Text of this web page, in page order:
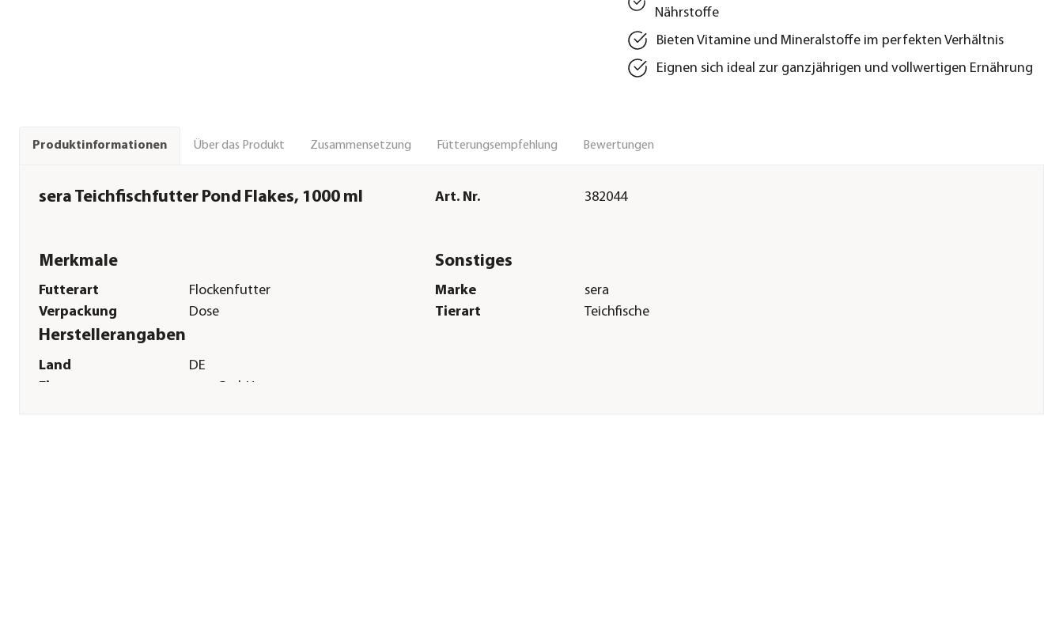
Nährstoffe
Bieten Vitamine und Mineralstoffe im perfekten Verhältnis
Eignen sich ideal zur ganzjährigen und vollwertigen Ernährung
Produktinformationen Über das Produkt Zusammensetzung Fütterungsempfehlung Bewertungen
sera Teichfischfutter Pond Flakes, 1000 ml Art. Nr. 382044
Merkmale
Futterart
Flockenfutter
Verpackung
Dose
Sonstiges
Marke
sera
Tierart
Teichfische
Herstellerangaben
Land
DE
Firma
sera GmbH